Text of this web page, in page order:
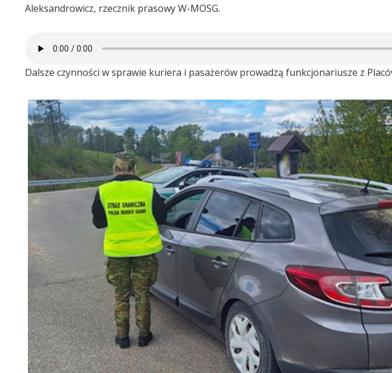
Aleksandrowicz, rzecznik prasowy W-MOSG.
Dalsze czynności w sprawie kuriera i pasażerów prowadzą funkcjonariusze z